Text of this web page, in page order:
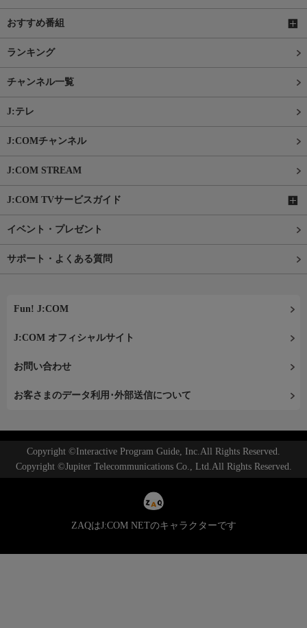
おすすめ番組
ランキング
チャンネル一覧
J:テレ
J:COMチャンネル
J:COM STREAM
J:COM TVサービスガイド
イベント・プレゼント
サポート・よくある質問
Fun! J:COM
J:COM オフィシャルサイト
お問い合わせ
お客さまのデータ利用･外部送信について
Copyright ©Interactive Program Guide, Inc.All Rights Reserved.
Copyright ©Jupiter Telecommunications Co., Ltd.All Rights Reserved.
ZAQはJ:COM NETのキャラクターです